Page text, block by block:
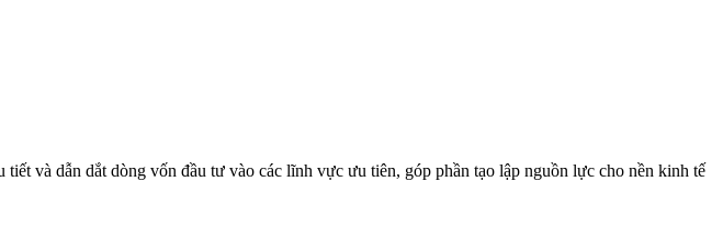
và dẫn dắt dòng vốn đầu tư vào các lĩnh vực ưu tiên, góp phần tạo lập nguồn lực cho nền kinh tế